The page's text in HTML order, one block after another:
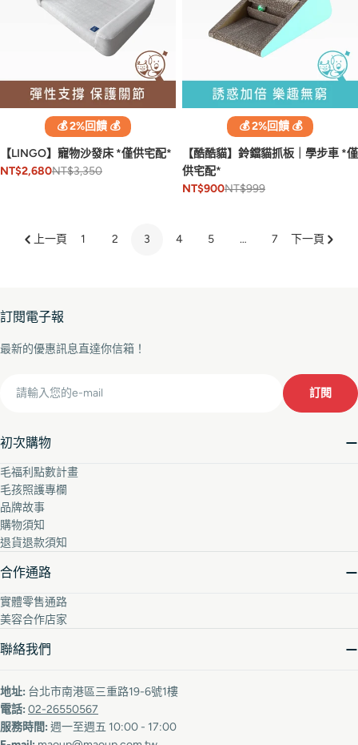
💰 2%回饋 💰
【LINGO】寵物沙發床 *僅供宅配*
NT$2,680NT$3,350
💰 2%回饋 💰
【酷酷貓】鈴鐺貓抓板｜學步車 *僅
供宅配*
NT$900NT$999
上一頁 1 2 3 4 5 … 7 下一頁
初次購物
毛福利點數計畫
毛孩照護專欄
品牌故事
購物須知
退貨退款須知
合作通路
實體零售通路
美容合作店家
聯絡我們
地址: 台北市南港區三重路19-6號1樓
電話: 02-26550567
服務時間: 週一至週五 10:00 - 17:00
訂閱電子報
最新的優惠訊息直達你信箱！
訂閱